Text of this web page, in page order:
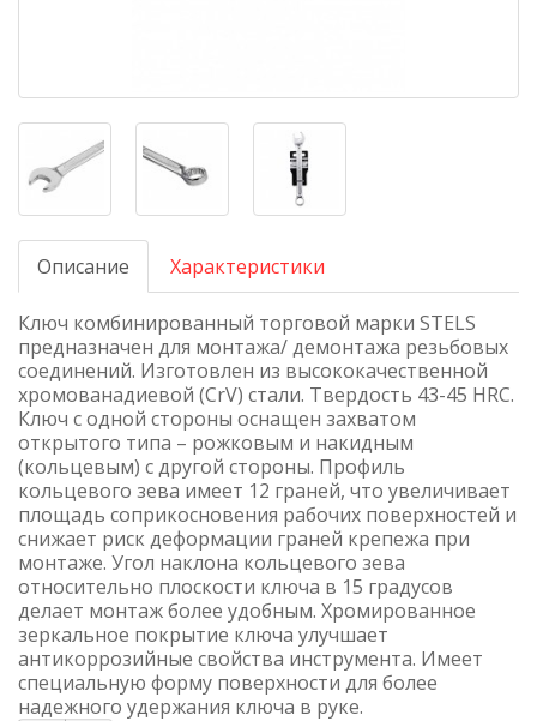
Описание Характеристики
Ключ комбинированный торговой марки STELS
предназначен для монтажа/ демонтажа резьбовых
соединений. Изготовлен из высококачественной
хромованадиевой (CrV) стали. Твердость 43-45 HRC.
Ключ с одной стороны оснащен захватом
открытого типа – рожковым и накидным
(кольцевым) с другой стороны. Профиль
кольцевого зева имеет 12 граней, что увеличивает
площадь соприкосновения рабочих поверхностей и
снижает риск деформации граней крепежа при
монтаже. Угол наклона кольцевого зева
относительно плоскости ключа в 15 градусов
делает монтаж более удобным. Хромированное
зеркальное покрытие ключа улучшает
антикоррозийные свойства инструмента. Имеет
специальную форму поверхности для более
надежного удержания ключа в руке.